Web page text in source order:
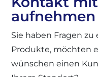
aufnehmen
Sie haben Fragen
Produkte, möchten
wünschen einen